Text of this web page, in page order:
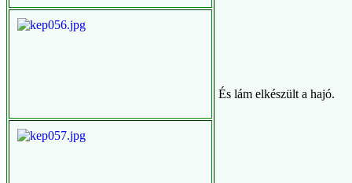
És lám elkészült a hajó.